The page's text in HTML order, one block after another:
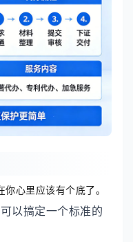
你心里应该有个底了。
以搞定一个标准的